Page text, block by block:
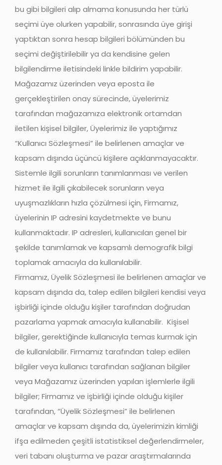
bu gibi bilgileri alıp almama konusunda her türlü
seçimi üye olurken yapabilir, sonrasında üye girişi
yaptıktan sonra hesap bilgileri bölümünden bu
seçimi değiştirilebilir ya da kendisine gelen
bilgilendirme iletisindeki linkle bildirim yapabilir.
Mağazamız üzerinden veya eposta ile
gerçekleştirilen onay sürecinde, üyelerimiz
tarafından mağazamıza elektronik ortamdan
iletilen kişisel bilgiler, Üyelerimiz ile yaptığımız
“Kullanıcı Sözleşmesi” ile belirlenen amaçlar ve
kapsam dışında üçüncü kişilere açıklanmayacaktır.
Sistemle ilgili sorunların tanımlanması ve verilen
hizmet ile ilgili çıkabilecek sorunların veya
uyuşmazlıkların hızla çözülmesi için, Firmamız,
üyelerinin IP adresini kaydetmekte ve bunu
kullanmaktadır. IP adresleri, kullanıcıları genel bir
şekilde tanımlamak ve kapsamlı demografik bilgi
toplamak amacıyla da kullanılabilir.
Firmamız, Üyelik Sözleşmesi ile belirlenen amaçlar ve
kapsam dışında da, talep edilen bilgileri kendisi veya
işbirliği içinde olduğu kişiler tarafından doğrudan
pazarlama yapmak amacıyla kullanabilir. Kişisel
bilgiler, gerektiğinde kullanıcıyla temas kurmak için
de kullanılabilir. Firmamız tarafından talep edilen
bilgiler veya kullanıcı tarafından sağlanan bilgiler
veya Mağazamız üzerinden yapılan işlemlerle ilgili
bilgiler; Firmamız ve işbirliği içinde olduğu kişiler
tarafından, “Üyelik Sözleşmesi” ile belirlenen
amaçlar ve kapsam dışında da, üyelerimizin kimliği
ifşa edilmeden çeşitli istatistiksel değerlendirmeler,
veri tabanı oluşturma ve pazar araştırmalarında